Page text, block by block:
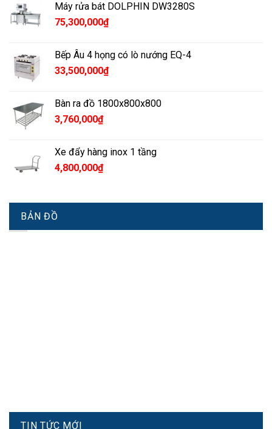
Máy rửa bát DOLPHIN DW3280S
75,300,000₫
Bếp Âu 4 họng có lò nướng EQ-4
33,500,000₫
Bàn ra đồ 1800x800x800
3,760,000₫
Xe đẩy hàng inox 1 tầng
4,800,000₫
BẢN ĐỒ
TIN TỨC MỚI